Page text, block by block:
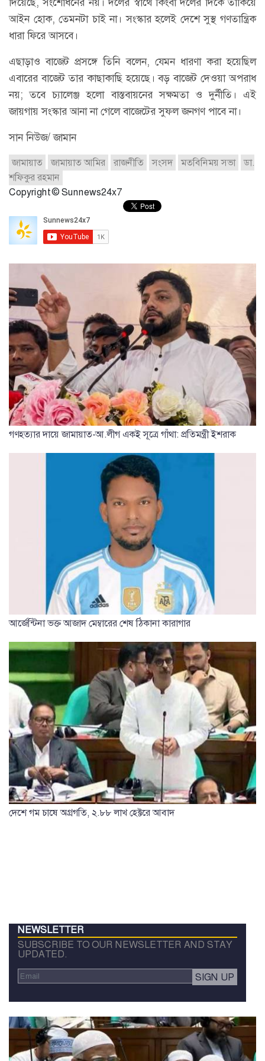
আইন হোক, তেমনটা চাই না। সংস্কার হলেই দেশে সুস্থ গণতান্ত্রিক
ধারা ফিরে আসবে।
এছাড়াও বাজেট প্রসঙ্গে তিনি বলেন, যেমন ধারণা করা হয়েছিল
এবারের বাজেট তার কাছাকাছি হয়েছে। বড় বাজেট দেওয়া অপরাধ
নয়; তবে চ্যালেঞ্জ হলো বাস্তবায়নের সক্ষমতা ও দুর্নীতি। এই
জায়গায় সংস্কার আনা না গেলে বাজেটের সুফল জনগণ পাবে না।
সান নিউজ/ জামান
জামায়াত জামায়াত আমির রাজনীতি সংসদ মতবিনিময় সভা
ডা.
শফিকুর রহমান
Copyright © Sunnews24x7
গণহত্যার দায়ে জামায়াত-আ.লীগ একই সূত্রে গাঁথা: প্রতিমন্ত্রী ইশরাক
আর্জেন্টিনা ভক্ত আজাদ মেম্বারের শেষ ঠিকানা কারাগার
দেশে গম চাষে অগ্রগতি, ২.৮৮ লাখ হেক্টরে আবাদ
NEWSLETTER
SUBSCRIBE TO OUR NEWSLETTER AND STAY
UPDATED.